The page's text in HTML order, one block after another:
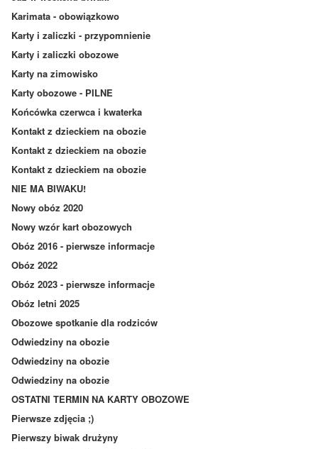
Karimata - obowiązkowo
Karty i zaliczki - przypomnienie
Karty i zaliczki obozowe
Karty na zimowisko
Karty obozowe - PILNE
Końcówka czerwca i kwaterka
Kontakt z dzieckiem na obozie
Kontakt z dzieckiem na obozie
Kontakt z dzieckiem na obozie
NIE MA BIWAKU!
Nowy obóz 2020
Nowy wzór kart obozowych
Obóz 2016 - pierwsze informacje
Obóz 2022
Obóz 2023 - pierwsze informacje
Obóz letni 2025
Obozowe spotkanie dla rodziców
Odwiedziny na obozie
Odwiedziny na obozie
Odwiedziny na obozie
OSTATNI TERMIN NA KARTY OBOZOWE
Pierwsze zdjęcia ;)
Pierwszy biwak drużyny